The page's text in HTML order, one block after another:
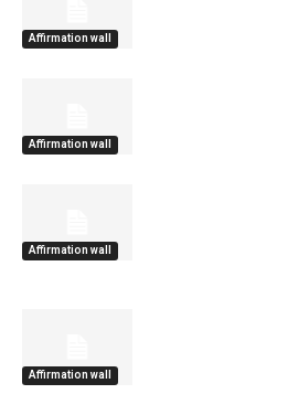
Affirmation wall
Affirmation wall
Affirmation wall
Affirmation wall